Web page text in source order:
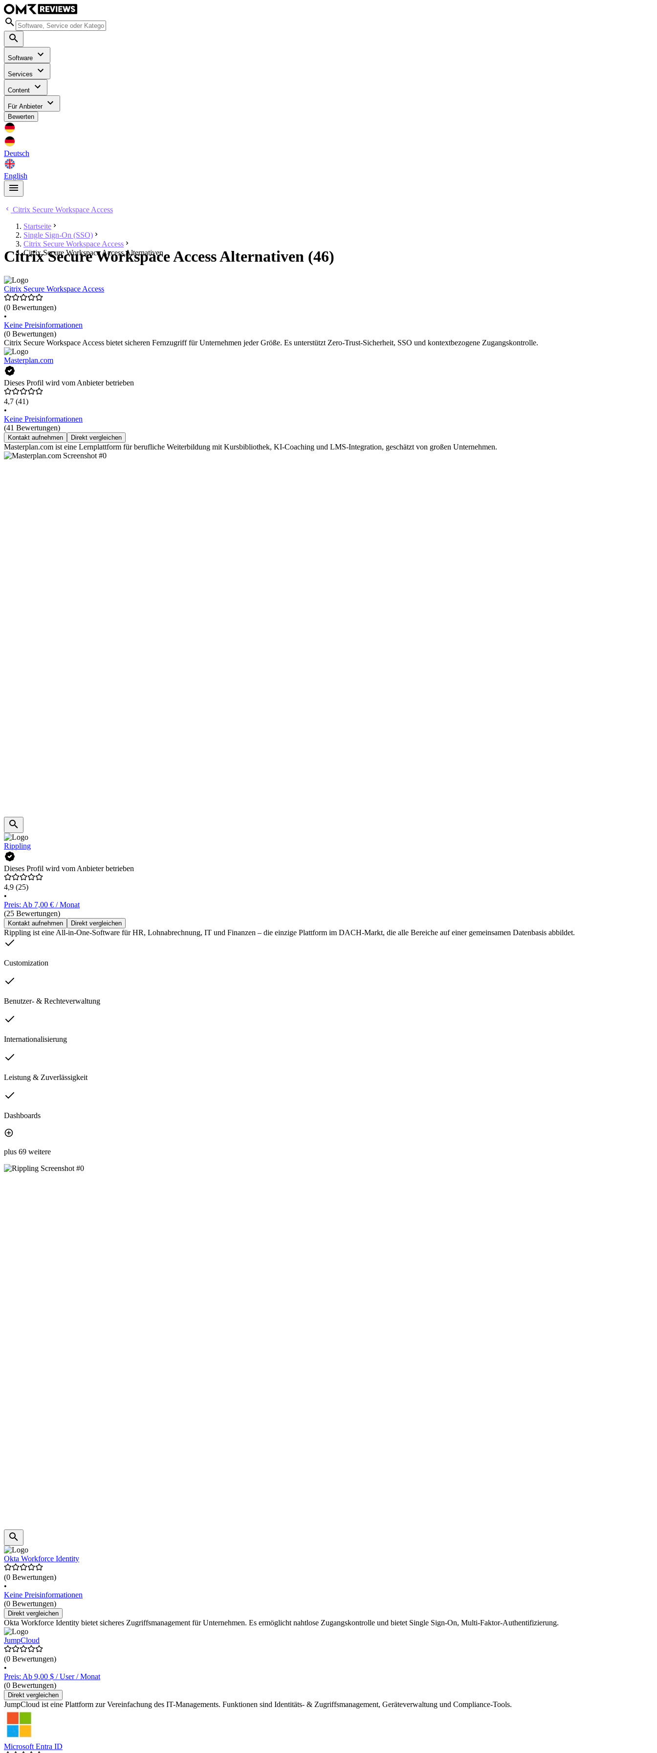
Software
Services
Content
Für Anbieter
Bewerten
Deutsch
English
Citrix Secure Workspace Access
Startseite
Single Sign-On (SSO)
Citrix Secure Workspace Access
Citrix Secure Workspace Access Alternativen
Citrix Secure Workspace Access Alternativen (46)
Citrix Secure Workspace Access
(0 Bewertungen)
•
Keine Preisinformationen
(0 Bewertungen)
Citrix Secure Workspace Access bietet sicheren Fernzugriff für Unternehmen jeder Größe. Es unterstützt Zero-Trust-Sicherheit, SSO und kontextbezogene Zugangskontrolle.
Masterplan.com
Dieses Profil wird vom Anbieter betrieben
4,7 (41)
•
Keine Preisinformationen
(41 Bewertungen)
Kontakt aufnehmen Direkt vergleichen
Masterplan.com ist eine Lernplattform für berufliche Weiterbildung mit Kursbibliothek, KI-Coaching und LMS-Integration, geschätzt von großen Unternehmen.
Rippling
Dieses Profil wird vom Anbieter betrieben
4,9 (25)
•
Preis: Ab 7,00 € / Monat
(25 Bewertungen)
Kontakt aufnehmen Direkt vergleichen
Rippling ist eine All-in-One-Software für HR, Lohnabrechnung, IT und Finanzen – die einzige Plattform im DACH-Markt, die alle Bereiche auf einer gemeinsamen Datenbasis abbildet.
Customization
Benutzer- & Rechteverwaltung
Internationalisierung
Leistung & Zuverlässigkeit
Dashboards
plus 69 weitere
Okta Workforce Identity
(0 Bewertungen)
•
Keine Preisinformationen
(0 Bewertungen)
Direkt vergleichen
Okta Workforce Identity bietet sicheres Zugriffsmanagement für Unternehmen. Es ermöglicht nahtlose Zugangskontrolle und bietet Single Sign-On, Multi-Faktor-Authentifizierung.
JumpCloud
(0 Bewertungen)
•
Preis: Ab 9,00 $ / User / Monat
(0 Bewertungen)
Direkt vergleichen
JumpCloud ist eine Plattform zur Vereinfachung des IT-Managements. Funktionen sind Identitäts- & Zugriffsmanagement, Geräteverwaltung und Compliance-Tools.
Microsoft Entra ID